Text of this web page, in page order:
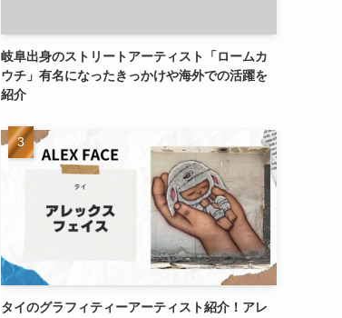
岐阜出身のストリートアーティスト「ロームカ
ウチ」有名になったきっかけや海外での活躍を
紹介
タイのグラフィティーアーティスト紹介！アレ